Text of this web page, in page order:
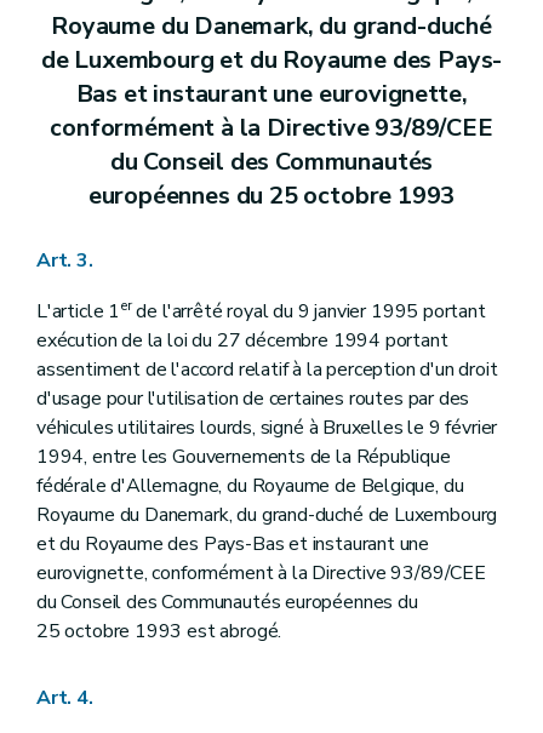
Royaume du Danemark, du grand-duché
de Luxembourg et du Royaume des Pays-
Bas et instaurant une eurovignette,
conformément à la Directive 93/89/CEE
du Conseil des Communautés
européennes du 25 octobre 1993
Art. 3.
L'article 1erde l'arrêté royal du 9 janvier 1995 portant
exécution de la loi du 27 décembre 1994 portant
assentiment de l'accord relatif à la perception d'un droit
d'usage pour l'utilisation de certaines routes par des
véhicules utilitaires lourds, signé à Bruxelles le 9 février
1994, entre les Gouvernements de la République
fédérale d'Allemagne, du Royaume de Belgique, du
Royaume du Danemark, du grand-duché de Luxembourg
et du Royaume des Pays-Bas et instaurant une
eurovignette, conformément à la Directive 93/89/CEE
du Conseil des Communautés européennes du
25 octobre 1993 est abrogé.
Art. 4.